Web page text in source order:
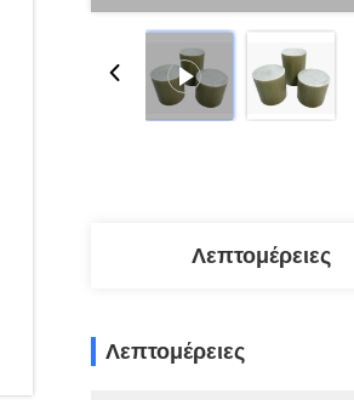
Λεπτομέρειες
Λεπτομέρειες